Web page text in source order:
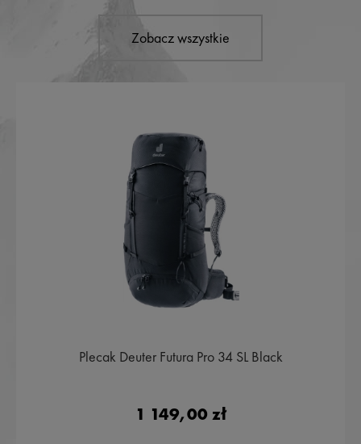
Zobacz wszystkie
Plecak Deuter Futura Pro 34 SL Black
1 149,00 zł